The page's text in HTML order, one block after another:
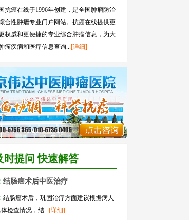
抗癌在线于1996年创建，是全国肿瘤防治
合性肿瘤专业门户网站。抗癌在线提供更
权威和更便捷的专业综合肿瘤信息，为大
瘤疾病和医疗信息查询...[详细]
时提问 快速解答
结肠癌术后中医治疗
结肠癌术后，巩固治疗方面建议根据病人
检查情况，结...[详细]